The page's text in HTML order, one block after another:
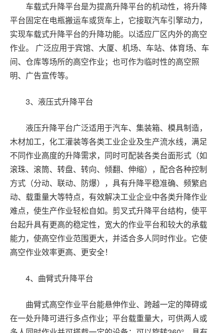
车载式升降平台是为提高升降平台的机动性，将升降
平台固定在电瓶搬运车或货车上，它接取汽车引擎动力，
实现车载式升降平台的升降功能。以适应厂区内外的高空
作业。 广泛应用于宾馆、大厦、机场、车站、体育场、车
间、仓库等场所的高空作业；也可作为临时性的高空照
明、广告宣传等。
3、液压式升降平台
液压升降平台广泛适用于汽车、集装箱、模具制造，
木材加工，化工灌装等各类工业企业及生产流水线，满足
不同作业高度的升降需求，同时可配装各类台面形式（如
滚珠、滚筒、转盘、转向、倾翻、伸缩），配合各种控制
方式（分动、联动、防爆），具有升降平稳准确、频繁启
动、载重量大等特点，有效解决工业企业中各类升降作业
难点，使生产作业轻松自如。剪叉式升降平台结构，使平
台起升具有更高的稳定性，宽大的作业平台和较大的承载
能力，使高空作业范围更大，并适合多人同时作业。它使
高空作业效率更高、更安全！
4、曲臂式升降平台
曲臂式高空作业平台能悬伸作业、跨越一定的障碍或
在一处升降可进行多点作业；平台载重量大，可供两人或